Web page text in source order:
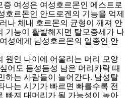
증 여성은 여성호르몬인 에스트로
호르몬인 안드로겐의 기능을 억제
나 체내 호르몬의 균형이 깨져 안
기능이 활발해지면 탈모증세가 나
성에게 남성호르몬의 일종인 안
원인 나이에 어울리는 머리 모양
어도 듬성듬성 남은 머리카락 때
하는 사람들이 늘어간다. 남성탈
나는 시기가 빠르면 빠를수록 전
빠져 대머리가 될 가능성이 높아